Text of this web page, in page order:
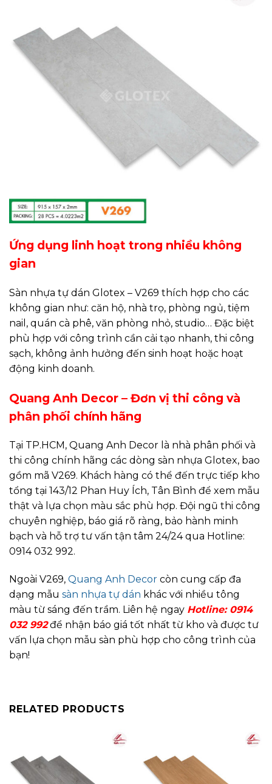
Ứng dụng linh hoạt trong nhiều không
gian
Sàn nhựa tự dán Glotex – V269 thích hợp cho các
không gian như: căn hộ, nhà trọ, phòng ngủ, tiệm
nail, quán cà phê, văn phòng nhỏ, studio… Đặc biệt
phù hợp với công trình cần cải tạo nhanh, thi công
sạch, không ảnh hưởng đến sinh hoạt hoặc hoạt
động kinh doanh.
Quang Anh Decor – Đơn vị thi công và
phân phối chính hãng
Tại TP.HCM, Quang Anh Decor là nhà phân phối và
thi công chính hãng các dòng sàn nhựa Glotex, bao
gồm mã V269. Khách hàng có thể đến trực tiếp kho
tổng tại 143/12 Phan Huy Ích, Tân Bình để xem mẫu
thật và lựa chọn màu sắc phù hợp. Đội ngũ thi công
chuyên nghiệp, báo giá rõ ràng, bảo hành minh
bạch và hỗ trợ tư vấn tận tâm 24/24 qua Hotline:
0914 032 992.
Ngoài V269, Quang Anh Decor còn cung cấp đa
dạng mẫu sàn nhựa tự dán khác với nhiều tông
màu từ sáng đến trầm. Liên hệ ngay Hotline: 0914
032 992để nhận báo giá tốt nhất từ kho và được tư
vấn lựa chọn mẫu sàn phù hợp cho công trình của
bạn!
RELATED PRODUCTS